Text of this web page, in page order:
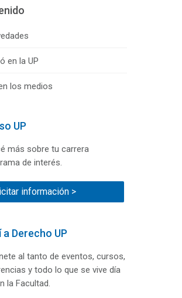
en la UP
los medios
UP
más sobre tu carrera
de interés.
información >
a Derecho UP
al tanto de eventos, cursos,
y todo lo que se vive día
la Facultad.